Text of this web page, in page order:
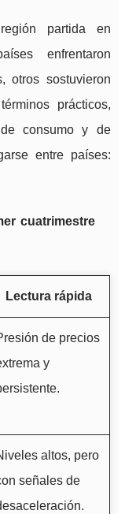
partida en
enfrentaron
otros sostuvieron
prácticos,
consumo y de
entre países:
cuatrimestre
Lectura rápida
de precios
y
altos, pero
señales de